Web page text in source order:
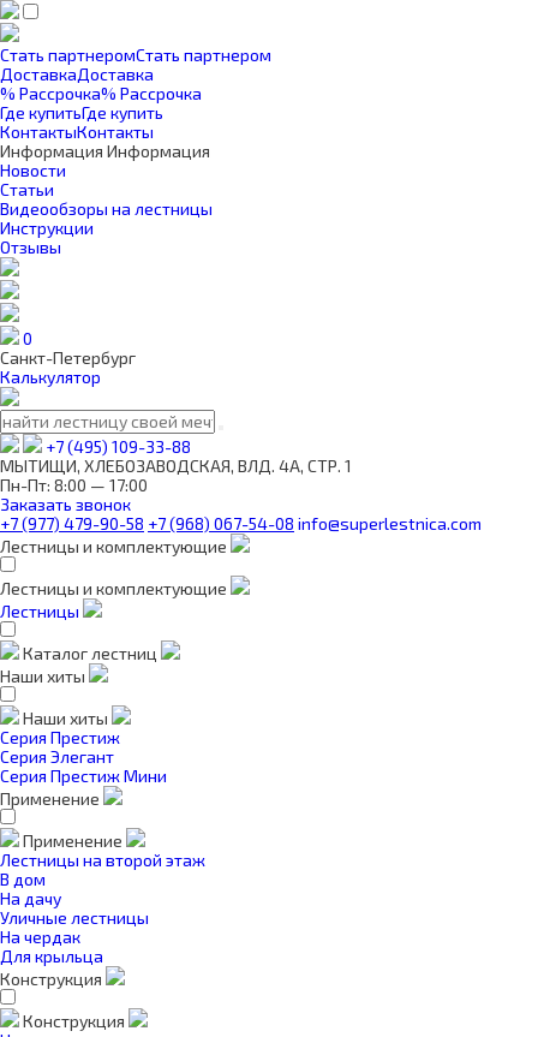
Стать партнеромСтать партнером
ДоставкаДоставка
% Рассрочка% Рассрочка
Где купитьГде купить
КонтактыКонтакты
Информация Информация
Новости
Статьи
Видеообзоры на лестницы
Инструкции
Отзывы
0
Санкт-Петербург
Калькулятор
+7 (495) 109-33-88
МЫТИЩИ, ХЛЕБОЗАВОДСКАЯ, ВЛД. 4А, СТР. 1
Пн-Пт: 8:00 — 17:00
Заказать звонок
+7 (977) 479-90-58 +7 (968) 067-54-08 info@superlestnica.com
Лестницы и комплектующие
Лестницы и комплектующие
Лестницы
Каталог лестниц
Наши хиты
Наши хиты
Серия Престиж
Серия Элегант
Серия Престиж Мини
Применение
Применение
Лестницы на второй этаж
В дом
На дачу
Уличные лестницы
На чердак
Для крыльца
Конструкция
Конструкция